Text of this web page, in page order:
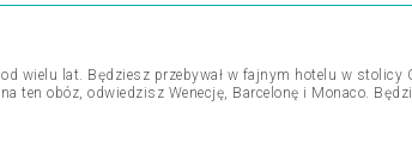
wielu lat. Będziesz przebywał w fajnym hotelu w stolicy
ten obóz, odwiedzisz Wenecję, Barcelonę i Monaco.